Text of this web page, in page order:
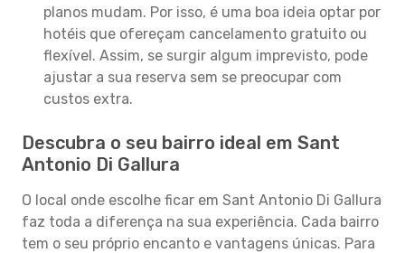
planos mudam. Por isso, é uma boa ideia optar por
hotéis que ofereçam cancelamento gratuito ou
flexível. Assim, se surgir algum imprevisto, pode
ajustar a sua reserva sem se preocupar com
custos extra.
Descubra o seu bairro ideal em Sant
Antonio Di Gallura
O local onde escolhe ficar em Sant Antonio Di Gallura
faz toda a diferença na sua experiência. Cada bairro
tem o seu próprio encanto e vantagens únicas. Para